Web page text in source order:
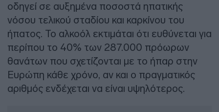
οδηγεί σε αυξημένα ποσοστά ηπατικής
νόσου τελικού σταδίου και καρκίνου του
ήπατος. Το αλκοόλ εκτιμάται ότι ευθύνεται για
περίπου το 40% των 287.000 πρόωρων
θανάτων που σχετίζονται με το ήπαρ στην
Ευρώπη κάθε χρόνο, αν και ο πραγματικός
αριθμός ενδέχεται να είναι υψηλότερος.